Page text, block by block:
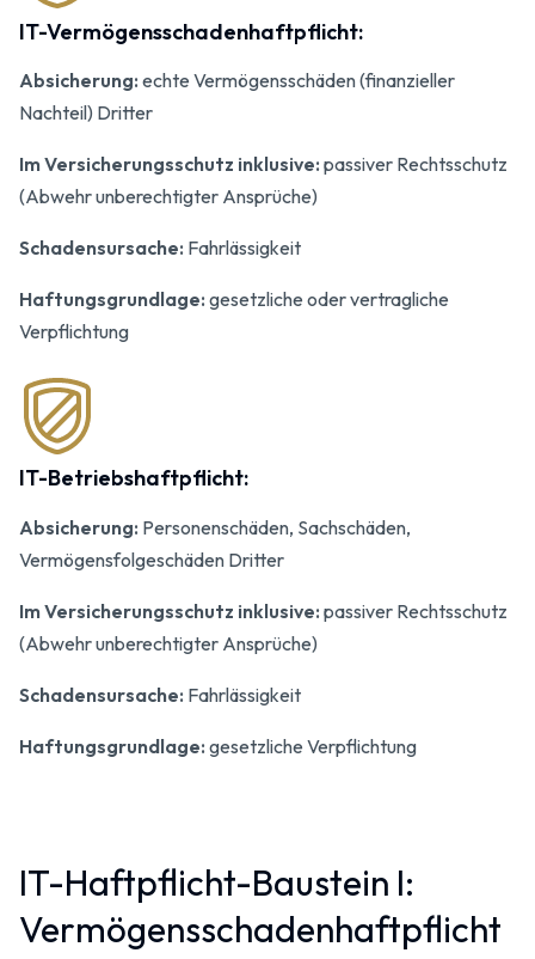
IT-Vermögensschaden­­haftpflicht:
Absicherung: echte Vermögens­schäden (finanzieller
Nachteil) Dritter
Im Versicherungsschutz inklusive: passiver Rechtsschutz
(Abwehr unberechtigter Ansprüche)
Schadensursache: Fahrlässigkeit
Haftungsgrundlage: gesetzliche oder vertragliche
Verpflichtung
IT-Betriebshaftpflicht:
Absicherung: Personen­schäden, Sach­schäden,
Vermögensfolge­schäden Dritter
Im Versicherungsschutz inklusive: passiver Rechtsschutz
(Abwehr unberechtigter Ansprüche)
Schadensursache: Fahrlässigkeit
Haftungsgrundlage: gesetzliche Verpflichtung
IT-Haftpflicht-Baustein I:
Vermögens­schaden­haftpflicht